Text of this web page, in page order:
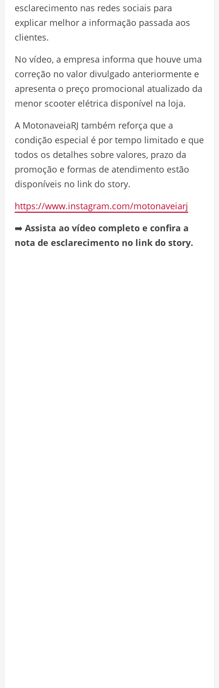
esclarecimento nas redes sociais para
explicar melhor a informação passada aos
clientes.
No vídeo, a empresa informa que houve uma
correção no valor divulgado anteriormente e
apresenta o preço promocional atualizado da
menor scooter elétrica disponível na loja.
A MotonaveiaRJ também reforça que a
condição especial é por tempo limitado e que
todos os detalhes sobre valores, prazo da
promoção e formas de atendimento estão
disponíveis no link do story.
https://www.instagram.com/motonaveiarj
➡️ Assista ao vídeo completo e confira a
nota de esclarecimento no link do story.